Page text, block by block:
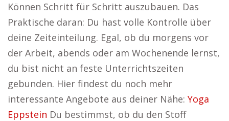
Können Schritt für Schritt auszubauen. Das
Praktische daran: Du hast volle Kontrolle über
deine Zeiteinteilung. Egal, ob du morgens vor
der Arbeit, abends oder am Wochenende lernst,
du bist nicht an feste Unterrichtszeiten
gebunden. Hier findest du noch mehr
interessante Angebote aus deiner Nähe: Yoga
Eppstein Du bestimmst, ob du den Stoff